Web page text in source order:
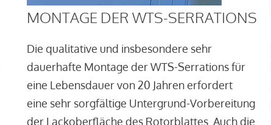
MONTAGE DER WTS-SERRATIONS
Die qualitative und insbesondere sehr
dauerhafte Montage der WTS-Serrations für
eine Lebensdauer von 20 Jahren erfordert
eine sehr sorgfältige Untergrund-Vorbereitung
der Lackoberfläche des Rotorblattes. Auch die